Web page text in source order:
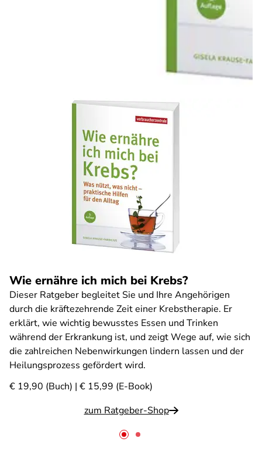
Wie ernähre ich mich bei Krebs?
Dieser Ratgeber begleitet Sie und Ihre Angehörigen
durch die kräftezehrende Zeit einer Krebstherapie. Er
erklärt, wie wichtig bewusstes Essen und Trinken
während der Erkrankung ist, und zeigt Wege auf, wie sich
die zahlreichen Nebenwirkungen lindern lassen und der
Heilungsprozess gefördert wird.
€ 19,90 (Buch) | € 15,99 (E-Book)
zum Ratgeber-Shop